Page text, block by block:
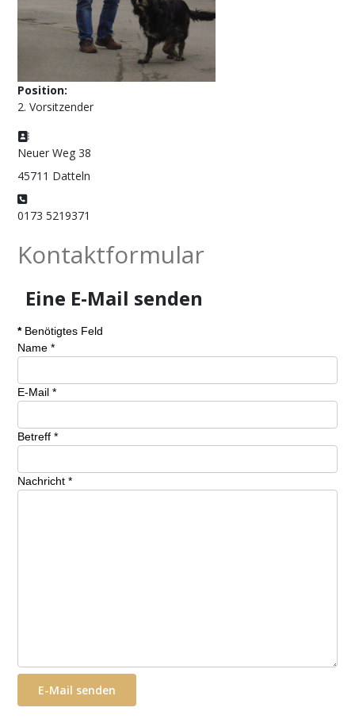
Position:
2. Vorsitzender
Adresse:
Neuer Weg 38
45711 Datteln
Telefon:
0173 5219371
Kontaktformular
Eine E-Mail senden
*Benötigtes Feld
Name *
E-Mail *
Betreff *
Nachricht *
E-Mail senden